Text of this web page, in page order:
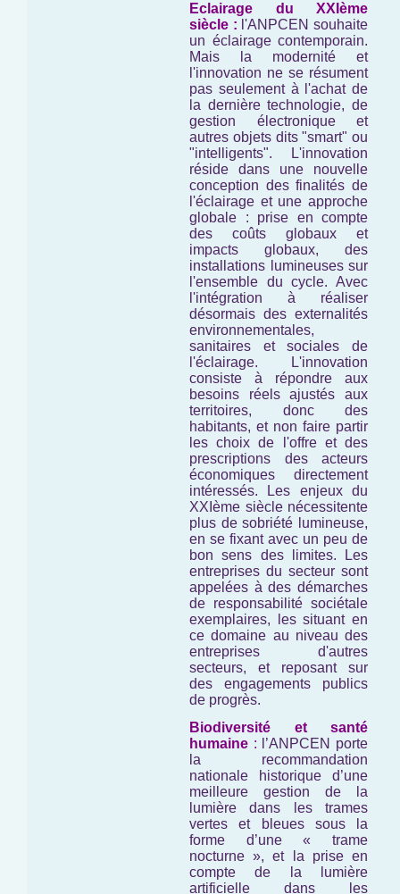
Eclairage du XXIème
siècle : l'ANPCEN souhaite
un éclairage contemporain.
Mais la modernité et
l'innovation ne se résument
pas seulement à l'achat de
la dernière technologie, de
gestion électronique et
autres objets dits "smart" ou
"intelligents". L'innovation
réside dans une nouvelle
conception des finalités de
l'éclairage et une approche
globale : prise en compte
des coûts globaux et
impacts globaux, des
installations lumineuses sur
l'ensemble du cycle. Avec
l'intégration à réaliser
désormais des externalités
environnementales,
sanitaires et sociales de
l'éclairage. L'innovation
consiste à répondre aux
besoins réels ajustés aux
territoires, donc des
habitants, et non faire partir
les choix de l'offre et des
prescriptions des acteurs
économiques directement
intéressés. Les enjeux du
XXIème siècle nécessitente
plus de sobriété lumineuse,
en se fixant avec un peu de
bon sens des limites. Les
entreprises du secteur sont
appelées à des démarches
de responsabilité sociétale
exemplaires, les situant en
ce domaine au niveau des
entreprises d'autres
secteurs, et reposant sur
des engagements publics
de progrès.
Biodiversité et santé
humaine : l’ANPCEN porte
la recommandation
nationale historique d’une
meilleure gestion de la
lumière dans les trames
vertes et bleues sous la
forme d’une « trame
nocturne », et la prise en
compte de la lumière
artificielle dans les